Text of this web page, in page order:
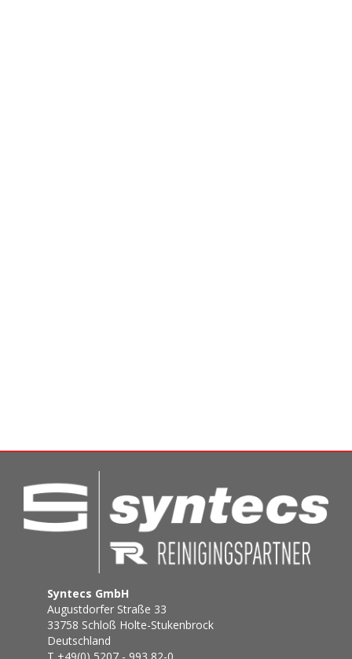
Syntecs GmbH
Augustdorfer Straße 33
33758 Schloß Holte-Stukenbrock
Deutschland